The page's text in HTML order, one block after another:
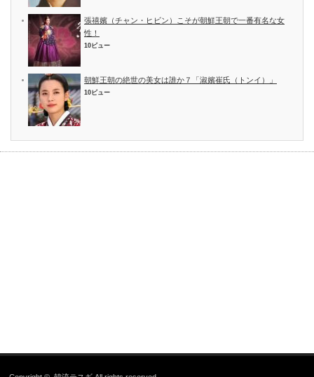
張禧嬪（チャン・ヒビン）こそが朝鮮王朝で一番有名な女
性！
10ビュー
朝鮮王朝の絶世の美女は誰か７「淑嬪崔氏（トンイ）」
10ビュー